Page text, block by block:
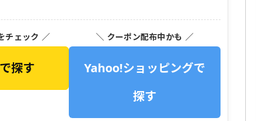
チェック ／
探す
＼ クーポン配布中かも ／
Yahoo!ショッピングで
探す